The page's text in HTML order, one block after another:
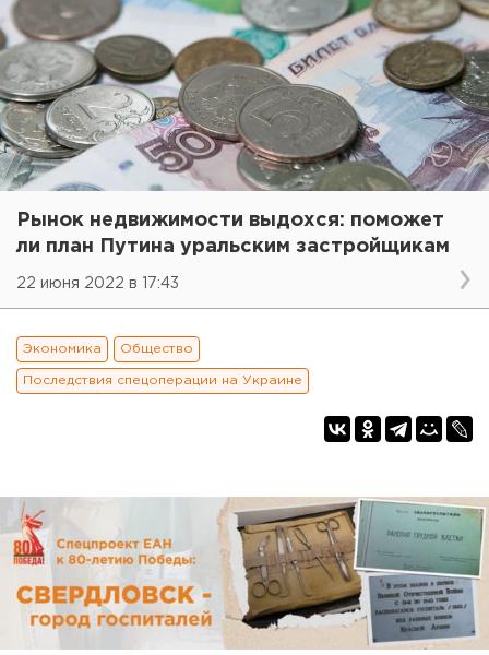
Рынок недвижимости выдохся: поможет
ли план Путина уральским застройщикам
22 июня 2022 в 17:43
Экономика Общество
Последствия спецоперации на Украине